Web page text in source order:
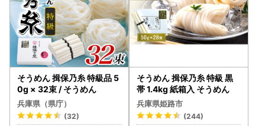
そうめん 揖保乃糸 特級品 5
0g × 32束 / そうめん
兵庫県（県庁）
(32)
そうめん 揖保乃糸 特級 黒
帯 1.4kg 紙箱入 そうめん
兵庫県姫路市
(244)